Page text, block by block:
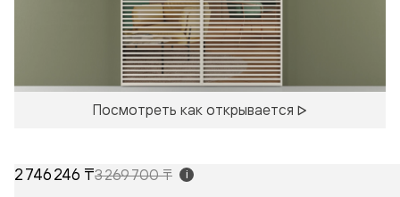
Посмотреть как открывается
2 746 246 ₸3 269 700 ₸ i